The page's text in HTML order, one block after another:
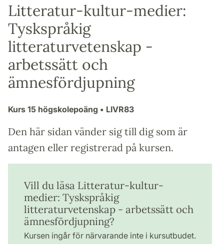
Litteratur-kultur-medier:
Tyskspråkig
litteraturvetenskap -
arbetssätt och
ämnesfördjupning
Kurs 15 högskolepoäng • LIVR83
Den här sidan vänder sig till dig som är
antagen eller registrerad på kursen.
Vill du läsa Litteratur-kultur-
medier: Tyskspråkig
litteraturvetenskap - arbetssätt och
ämnesfördjupning?
Kursen ingår för närvarande inte i kursutbudet.